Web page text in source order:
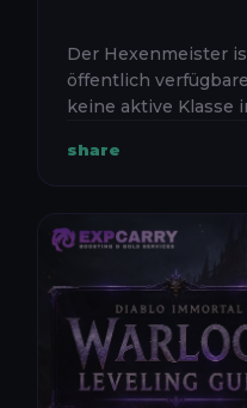
Der Hexenmeister
öffentlich
keine aktive Klasse
Klasse des großen
share